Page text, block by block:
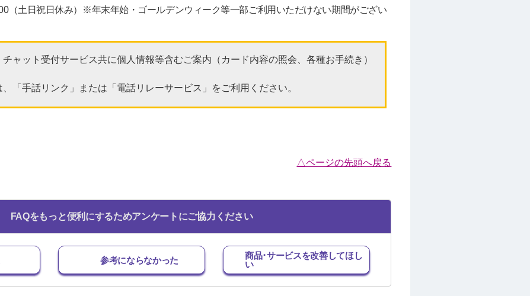
（土日祝日休み）※年末年始・ゴールデンウィーク等一部ご利用いただけない期間がござい
ャット受付サービス共に個人情報等含むご案内（カード内容の照会、各種お手続き）
「手話リンク」または「電話リレーサービス」をご利用ください。
△ページの先頭へ戻る
FAQをもっと便利にするためアンケートにご協力ください
参考にならなかった
商品･サービスを改善してほし
い